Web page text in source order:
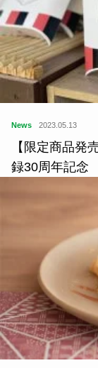
News 2023.05.13
【限定商品発
録30周年記念